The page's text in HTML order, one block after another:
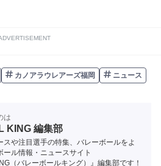
カノアラウレアーズ福岡 ニュース
は
KING 編集部
スや注目選手の特集、バレーボールをよ
ール情報・ニュースサイト
（バレーボールキング）』編集部です！